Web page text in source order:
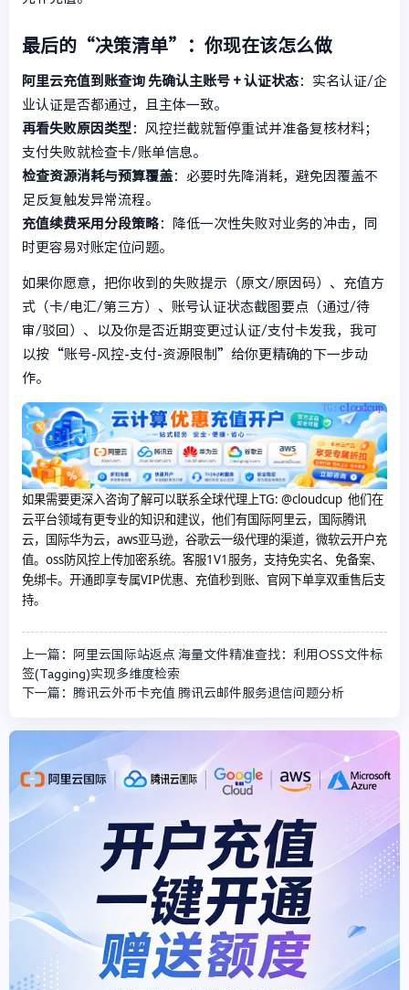
最后的“决策清单”：你现在该怎么做
阿里云充值到账查询 先确认主账号 + 认证状态 ：实名认证/企
业认证是否都通过，且主体一致。
再看失败原因类型 ：风控拦截就暂停重试并准备复核材料；
支付失败就检查卡/账单信息。
检查资源消耗与预算覆盖 ：必要时先降消耗，避免因覆盖不
足反复触发异常流程。
充值续费采用分段策略 ：降低一次性失败对业务的冲击，同
时更容易对账定位问题。
如果你愿意，把你收到的失败提示（原文/原因码）、充值方
式（卡/电汇/第三方）、账号认证状态截图要点（通过/待
审/驳回）、以及你是否近期变更过认证/支付卡发我，我可
以按“账号-风控-支付-资源限制”给你更精确的下一步动
作。
如果需要更深入咨询了解可以联系全球代理上TG: @cloudcup 他们在
云平台领域有更专业的知识和建议，他们有国际阿里云，国际腾讯
云，国际华为云，aws亚马逊，谷歌云一级代理的渠道，微软云开户充
值。oss防风控上传加密系统。客服1V1服务，支持免实名、免备案、
免绑卡。开通即享专属VIP优惠、充值秒到账、官网下单享双重售后支
持。
上一篇：阿里云国际站返点 海量文件精准查找：利用OSS文件标
签(Tagging)实现多维度检索
下一篇：腾讯云外币卡充值 腾讯云邮件服务退信问题分析